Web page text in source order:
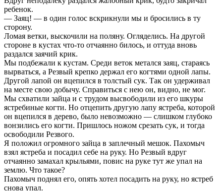
ребенок.
— Заяц! — в один голос вскрикнули мы и бросились в ту
сторону.
Ломая ветки, выскочили на поляну. Огляделись. На другой
стороне в кустах что-то отчаянно билось, и оттуда вновь
раздался заячий крик.
Мы подбежали к кустам. Среди веток метался заяц, стараясь
вырваться, а Резвый крепко держал его когтями одной лапы.
Другой лапой он вцепился в толстый сук. Так он удерживал
на месте свою добычу. Справиться с нею он, видно, не мог.
Мы схватили зайца и с трудом высвободили из его шкуры
ястребиные когти. Но отцепить другую лапу ястреба, которой
он вцепился в дерево, было невозможно — слишком глубоко
вонзились его когти. Пришлось ножом срезать сук, и тогда
освободили Резвого.
Я положил огромного зайца в заплечный мешок. Пахомыч
взял ястреба и посадил себе на руку. Но Резвый вдруг
отчаянно замахал крыльями, повис на руке тут же упал на
землю. Что такое?
Пахомыч поднял его, опять хотел посадить на руку, но ястреб
снова упал.